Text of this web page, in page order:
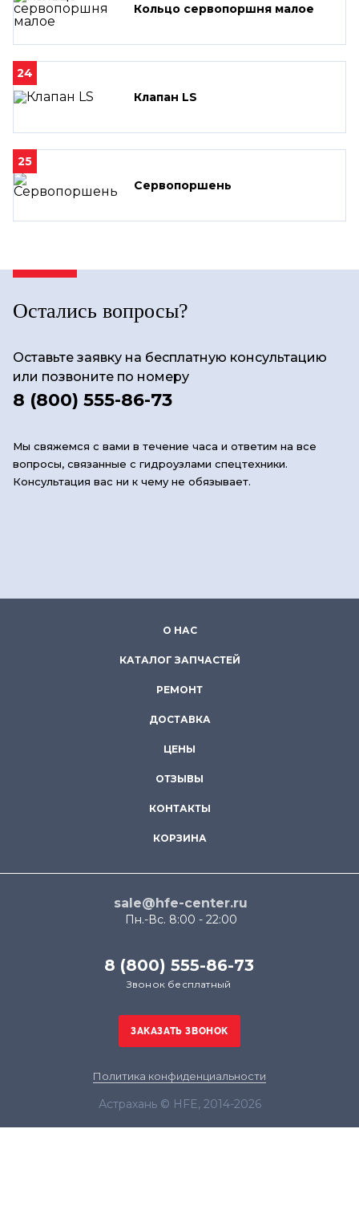
Кольцо сервопоршня малое
24
Клапан LS
25
Сервопоршень
Остались вопросы?
Оставьте заявку на бесплатную консультацию
или позвоните по номеру
8 (800) 555-86-73
Мы свяжемся с вами в течение часа и ответим на все
вопросы, связанные с гидроузлами спецтехники.
Консультация вас ни к чему не обязывает.
О НАС
КАТАЛОГ ЗАПЧАСТЕЙ
РЕМОНТ
ДОСТАВКА
ЦЕНЫ
ОТЗЫВЫ
КОНТАКТЫ
КОРЗИНА
sale@hfe-center.ru
Пн.-Вс. 8:00 - 22:00
8 (800) 555-86-73
Звонок бесплатный
Политика конфиденциальности
Астрахань © HFE, 2014-2026